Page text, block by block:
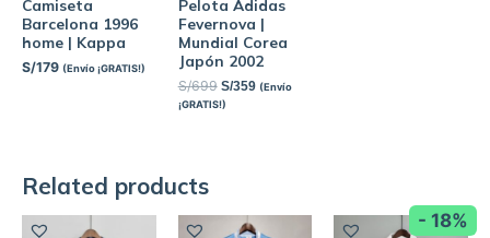
Camiseta
Barcelona 1996
home | Kappa
S/179 (Envío ¡GRATIS!)
Pelota Adidas
Fevernova |
Mundial Corea
Japón 2002
S/699 S/359 (Envío
¡GRATIS!)
Related products
- 18%